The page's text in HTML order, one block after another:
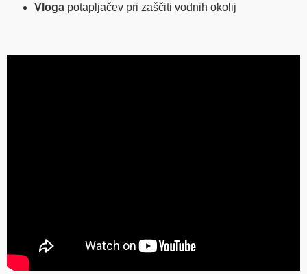
Vloga potapljačev pri zaščiti vodnih okolij